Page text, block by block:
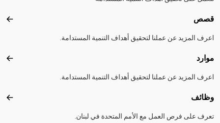
قصص
اعرف المزيد عن عملنا لتحقيق أهداف التنمية المستدامة.
موارد
اعرف المزيد عن عملنا لتحقيق أهداف التنمية المستدامة.
وظائف
تعرف على فرص العمل مع الأمم المتحدة في لبنان.